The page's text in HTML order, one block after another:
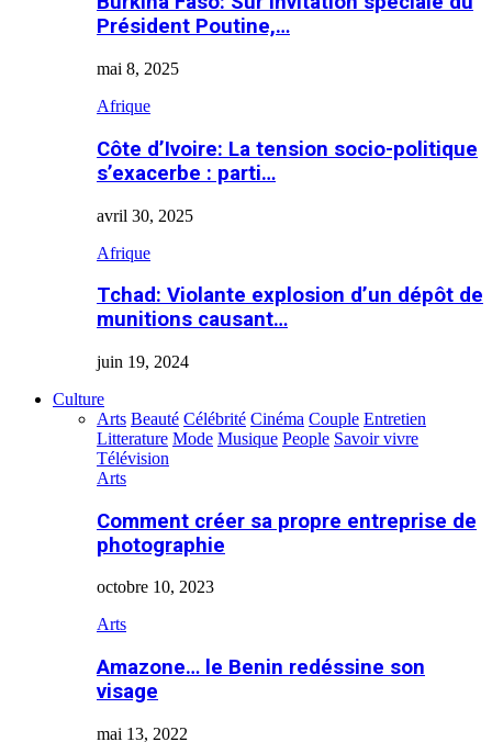
Président Poutine,…
mai 8, 2025
Afrique
Côte d’Ivoire: La tension socio-politique
s’exacerbe : parti…
avril 30, 2025
Afrique
Tchad: Violante explosion d’un dépôt de
munitions causant…
juin 19, 2024
Culture
Arts Beauté Célébrité Cinéma Couple Entretien
Litterature Mode Musique People Savoir vivre
Télévision
Arts
Comment créer sa propre entreprise de
photographie
octobre 10, 2023
Arts
Amazone… le Benin redéssine son
visage
mai 13, 2022